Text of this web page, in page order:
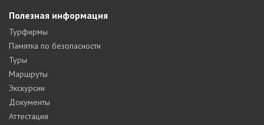
Полезная информация
Турфирмы
Памятка по безопасности
Туры
Маршруты
Экскурсии
Документы
Аттестация